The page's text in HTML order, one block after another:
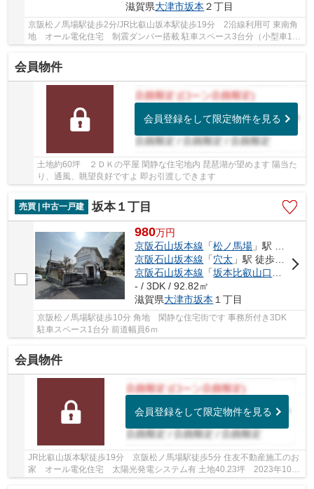
滋賀県大津市坂本 ２丁目
京阪松ノ馬場駅徒歩2分/JR比叡山坂本駅徒歩19分 2沿線利用可 東南角
地 オール電化住宅 制震ダンパー搭載 駐車スペース3台分（小型車1
会員物件
会員登録をして限定物件を見る
土地約60坪 ２ＤＫの平屋 閑静な住宅地内 琵琶湖が望めます 陽当た
り、通風、眺望良好ですよ 即お引渡しできます
売買 | 中古一戸建 坂本１丁目
980万円
京阪石山坂本線 「松ノ馬場 」駅 徒歩10分
京阪石山坂本線 「穴太 」駅 徒歩10分
京阪石山坂本線 「坂本比叡山口
」駅 徒
- / 3DK / 92.82㎡
滋賀県大津市坂本 １丁目
京阪松ノ馬場駅徒歩10分 角地 閑静な住宅街です 事務所付き3DK
駐車スペース1台分 前道幅員6ｍ
会員物件
会員登録をして限定物件を見る
JR比叡山坂本駅徒歩19分 京阪松ノ馬場駅徒歩5分 住友不動産施工のお
家 オール電化住宅 太陽光発電システム有 土地40.23坪 2023年10月
建築 ハイブリッド給湯器（ウルトラファインバ...